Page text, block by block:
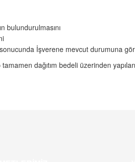
bulundurulmasını
İşverene mevcut durumuna
dağıtım bedeli üzerinden